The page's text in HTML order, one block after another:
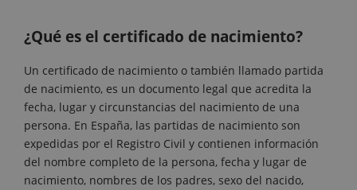
¿Qué es el certificado de nacimiento?
Un certificado de nacimiento o también llamado partida
de nacimiento, es un documento legal que acredita la
fecha, lugar y circunstancias del nacimiento de una
persona. En España, las partidas de nacimiento son
expedidas por el Registro Civil y contienen información
del nombre completo de la persona, fecha y lugar de
nacimiento, nombres de los padres, sexo del nacido,